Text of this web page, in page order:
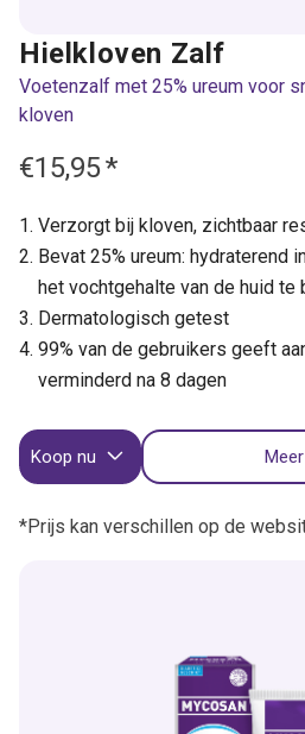
Hielkloven Zalf
Voetenzalf met 25% ureum voor
kloven
€15,95*
Verzorgt bij kloven, zichtbaar
Bevat 25% ureum: hydraterend
het vochtgehalte van de huid te
Dermatologisch getest
99% van de gebruikers geeft
verminderd na 8 dagen
Koop nu
*Prijs kan verschillen op de